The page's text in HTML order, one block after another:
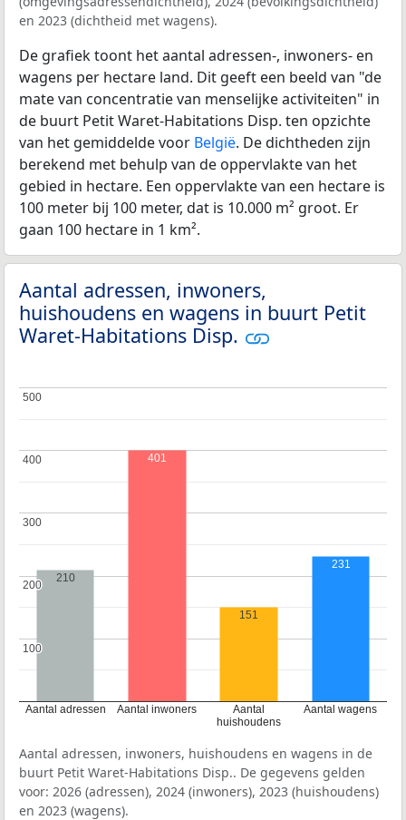
en 2023 (dichtheid met wagens).
De grafiek toont het aantal adressen-, inwoners- en
wagens per hectare land. Dit geeft een beeld van "de
mate van concentratie van menselijke activiteiten" in
de buurt Petit Waret-Habitations Disp. ten opzichte
van het gemiddelde voor België. De dichtheden zijn
berekend met behulp van de oppervlakte van het
gebied in hectare. Een oppervlakte van een hectare is
100 meter bij 100 meter, dat is 10.000 m² groot. Er
gaan 100 hectare in 1 km².
Aantal adressen, inwoners,
huishoudens en wagens in buurt Petit
Waret-Habitations Disp.
Aantal adressen Aantal inwoners
Aantal
huishoudens
Aantal wagens
100
100
200
200
300
300
400
400
500
500
210
401
151
231
Aantal adressen, inwoners, huishoudens en wagens in de
buurt Petit Waret-Habitations Disp.. De gegevens gelden
voor: 2026 (adressen), 2024 (inwoners), 2023 (huishoudens)
en 2023 (wagens).